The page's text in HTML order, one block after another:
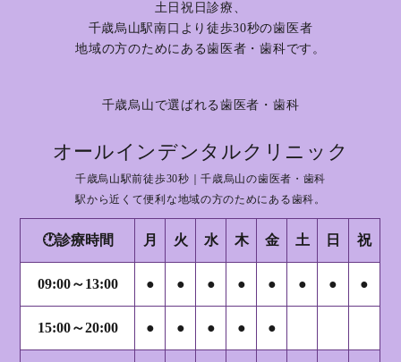
土日祝日診療、
千歳烏山駅南口より徒歩30秒の歯医者
地域の方のためにある歯医者・歯科です。
千歳烏山で選ばれる歯医者・歯科
オールインデンタルクリニック
千歳烏山駅前徒歩30秒｜千歳烏山の歯医者・歯科
駅から近くて便利な地域の方のためにある歯科。
🕐診療時間 月 火 水 木 金 土 日 祝
09:00～13:00 ● ● ● ● ● ● ● ●
15:00～20:00 ● ● ● ● ●